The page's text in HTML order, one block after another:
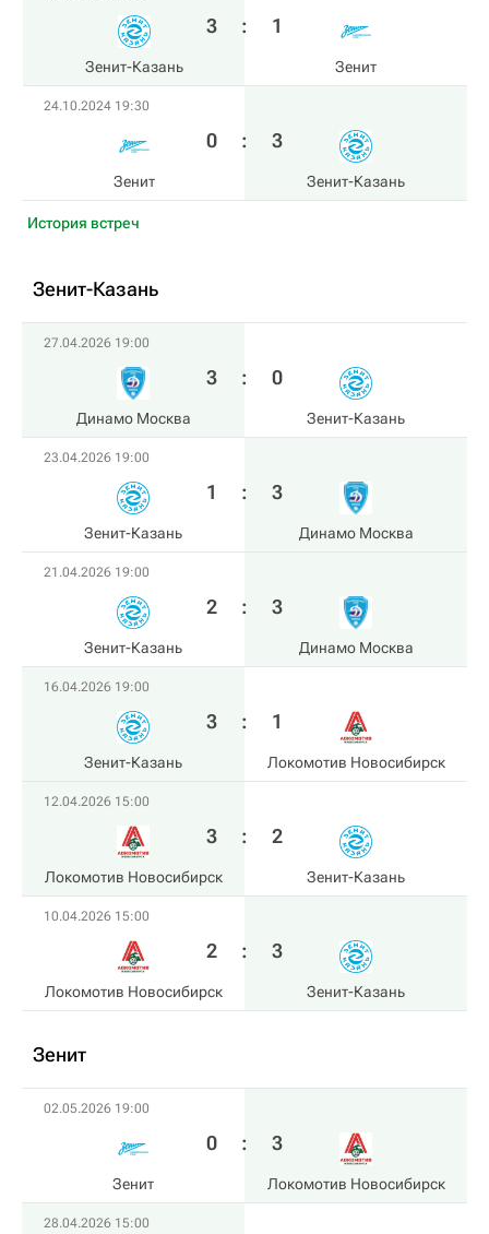
Зенит-Казань
3 : 1
Зенит
24.10.2024 19:30
Зенит
0 : 3
Зенит-Казань
История встреч
Зенит-Казань
27.04.2026 19:00
Динамо Москва
3 : 0
Зенит-Казань
23.04.2026 19:00
Зенит-Казань
1 : 3
Динамо Москва
21.04.2026 19:00
Зенит-Казань
2 : 3
Динамо Москва
16.04.2026 19:00
Зенит-Казань
3 : 1
Локомотив Новосибирск
12.04.2026 15:00
Локомотив Новосибирск
3 : 2
Зенит-Казань
10.04.2026 15:00
Локомотив Новосибирск
2 : 3
Зенит-Казань
Зенит
02.05.2026 19:00
Зенит
0 : 3
Локомотив Новосибирск
28.04.2026 15:00